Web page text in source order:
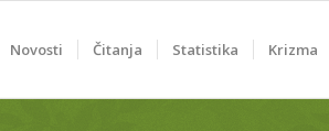
Novosti Čitanja Statistika Krizma